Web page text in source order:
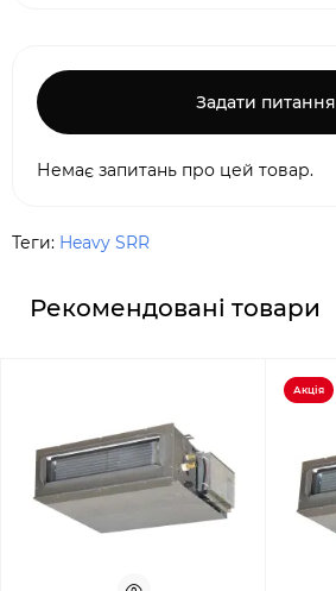
Задати питання
Немає запитань про цей товар.
Теги: Heavy SRR
Рекомендовані товари
Акція